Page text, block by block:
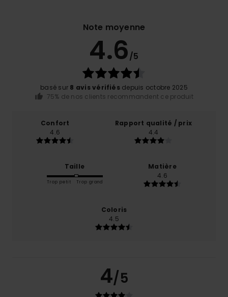
Note moyenne
4.6/5
basé sur 8 avis vérifiés depuis octobre 2025
75% de nos clients recommandent ce produit
Confort
4.6
Rapport qualité / prix
4.4
Taille
Trop petit Trop grand
Matière
4.6
Coloris
4.5
4/5